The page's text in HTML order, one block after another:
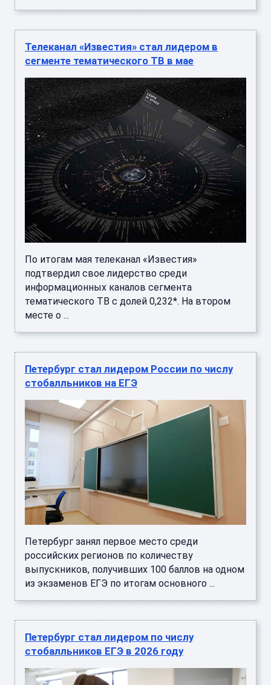
Телеканал «Известия» стал лидером в
сегменте тематического ТВ в мае
По итогам мая телеканал «Известия»
подтвердил свое лидерство среди
информационных каналов сегмента
тематического ТВ с долей 0,232*. На втором
месте о ...
Петербург стал лидером России по числу
стобалльников на ЕГЭ
Петербург занял первое место среди
российских регионов по количеству
выпускников, получивших 100 баллов на одном
из экзаменов ЕГЭ по итогам основного ...
Петербург стал лидером по числу
стобалльников ЕГЭ в 2026 году